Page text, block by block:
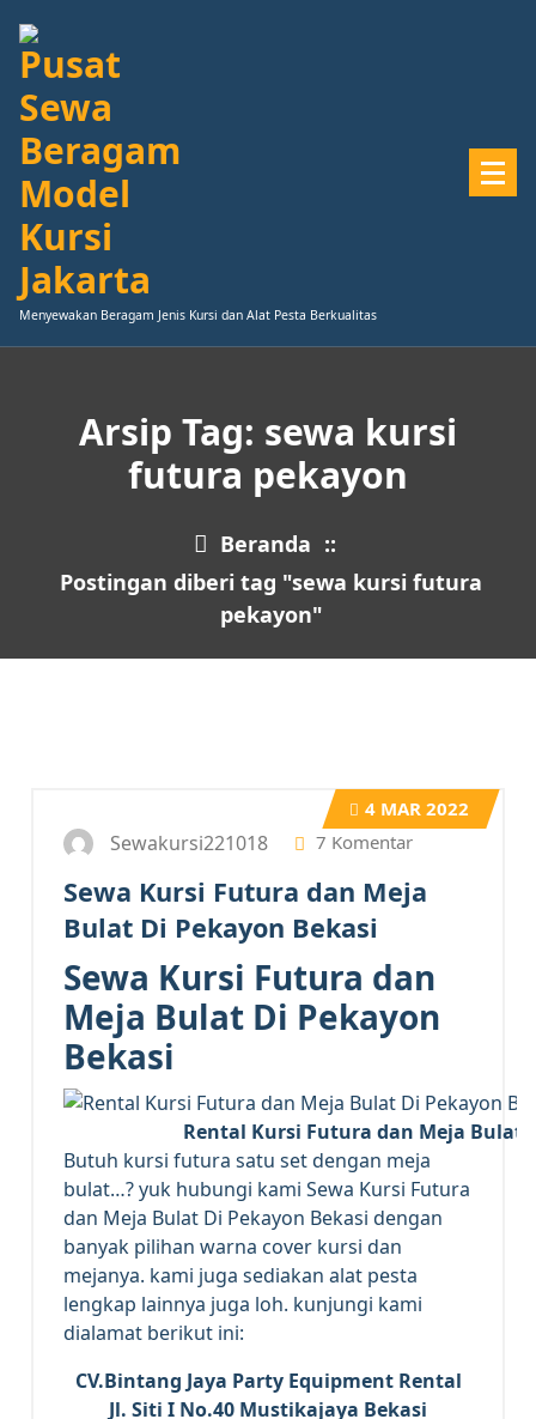
ke
konten
Menyewakan Beragam Jenis Kursi dan Alat Pesta Berkualitas
Arsip Tag: sewa kursi
futura pekayon
Beranda ::
Postingan diberi tag "sewa kursi futura
pekayon"
4 MAR 2022
Sewakursi221018 7 Komentar
Sewa Kursi Futura dan Meja
Bulat Di Pekayon Bekasi
Sewa Kursi Futura dan
Meja Bulat Di Pekayon
Bekasi
Rental Kursi Futura dan Meja Bulat
Butuh kursi futura satu set dengan meja
bulat…? yuk hubungi kami Sewa Kursi Futura
dan Meja Bulat Di Pekayon Bekasi dengan
banyak pilihan warna cover kursi dan
mejanya. kami juga sediakan alat pesta
lengkap lainnya juga loh. kunjungi kami
dialamat berikut ini:
CV.Bintang Jaya Party Equipment Rental
Jl. Siti I No.40 Mustikajaya Bekasi